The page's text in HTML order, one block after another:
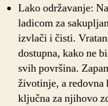
Lako održavanje:
ladicom za
izvlači i čisti.
dostupna, kako ne
svih površina.
životinje, a redovna
ključna za njihovo